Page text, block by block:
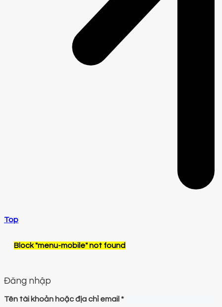
Top
Block"menu-mobile"not found
Đăng nhập
Tên tài khoản hoặc địa chỉ email *